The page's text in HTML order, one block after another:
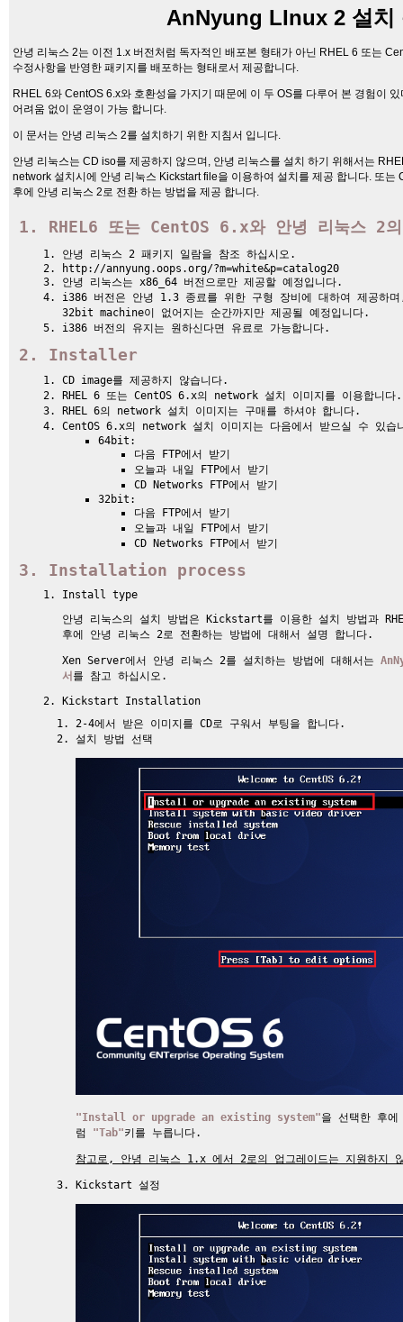
AnNyung LInux 2 설치
안녕 리눅스 2는 이전 1.x 버전처럼 독자적인 배포본 형태가 아닌 RHEL 6 또는
수정사항을 반영한 패키지를 배포하는 형태로서 제공합니다.
RHEL 6와 CentOS 6.x와 호환성을 가지기 때문에 이 두 OS를 다루어 본 경험이
어려움 없이 운영이 가능 합니다.
이 문서는 안녕 리눅스 2를 설치하기 위한 지침서 입니다.
안녕 리눅스는 CD iso를 제공하지 않으며, 안녕 리눅스를 설치 하기 위해서는
network 설치시에 안녕 리눅스 Kickstart file을 이용하여 설치를 제공 합니다. 또는
후에 안녕 리눅스 2로 전환 하는 방법을 제공 합니다.
RHEL6 또는 CentOS 6.x와 안녕 리눅스 2
안녕 리눅스 2 패키지 일람을 참조 하십시오.
http://annyung.oops.org/?m=white&p=catalog20
안녕 리눅스는 x86_64 버전으로만 제공할 예정입니다.
i386 버전은 안녕 1.3 종료를 위한 구형 장비에 대하여 제공
32bit machine이 없어지는 순간까지만 제공될 예정입니다.
i386 버전의 유지는 원하신다면 유료로 가능합니다.
Installer
CD image를 제공하지 않습니다.
RHEL 6 또는 CentOS 6.x의 network 설치 이미지를 이용합니다.
RHEL 6의 network 설치 이미지는 구매를 하셔야 합니다.
CentOS 6.x의 network 설치 이미지는 다음에서 받으실 수 있습
64bit:
다음 FTP에서 받기
오늘과 내일 FTP에서 받기
CD Networks FTP에서 받기
32bit:
다음 FTP에서 받기
오늘과 내일 FTP에서 받기
CD Networks FTP에서 받기
Installation process
Install type
안녕 리눅스의 설치 방법은 Kickstart를 이용한 설치 방법과
후에 안녕 리눅스 2로 전환하는 방법에 대해서 설명 합니다.
Xen Server에서 안녕 리눅스 2를 설치하는 방법에 대해서는
서 를 참고 하십시오.
Kickstart Installation
2-4에서 받은 이미지를 CD로 구워서 부팅을 합니다.
설치 방법 선택
"Install or upgrade an existing system"을 선택한 후
럼 "Tab"키를 누릅니다.
참고로, 안녕 리눅스 1.x 에서 2로의 업그레이드는 지원하지
Kickstart 설정